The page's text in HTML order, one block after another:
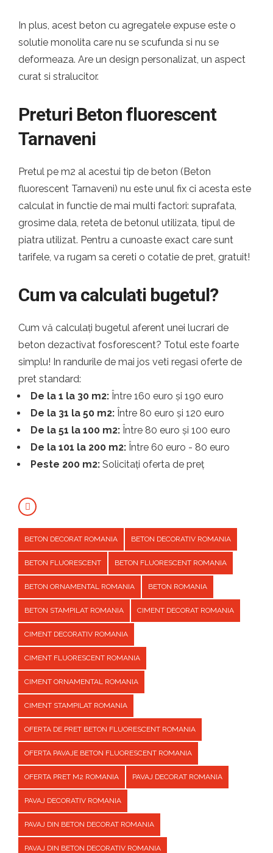
In plus, acest beton cu agregatele expuse este o
solutie monolita care nu se scufunda si nu se
deformeaza. Are un design personalizat, un aspect
curat si stralucitor.
Preturi Beton fluorescent
Tarnaveni
Pretul pe m2 al acestui tip de beton (Beton
fluorescent Tarnaveni) nu este unul fix ci acesta este
calculat in functie de mai multi factori: suprafata,
grosime dala, reteta de betonul utilizata, tipul de
piatra utilizat. Pentru a cunoaste exact care sunt
tarifele, va rugam sa cereti o cotatie de pret, gratuit!
Cum va calculati bugetul?
Cum vă calculați bugetul aferent unei lucrari de
beton dezactivat fosforescent? Totul este foarte
simplu! In randurile de mai jos veti regasi oferte de
pret standard:
De la 1 la 30 m2: Între 160 euro și 190 euro
De la 31 la 50 m2: Între 80 euro și 120 euro
De la 51 la 100 m2: Între 80 euro și 100 euro
De la 101 la 200 m2: Între 60 euro - 80 euro
Peste 200 m2: Solicitați oferta de preț
BETON DECORAT ROMANIA BETON DECORATIV ROMANIA
BETON FLUORESCENT BETON FLUORESCENT ROMANIA
BETON ORNAMENTAL ROMANIA BETON ROMANIA
BETON STAMPILAT ROMANIA CIMENT DECORAT ROMANIA
CIMENT DECORATIV ROMANIA
CIMENT FLUORESCENT ROMANIA
CIMENT ORNAMENTAL ROMANIA
CIMENT STAMPILAT ROMANIA
OFERTA DE PRET BETON FLUORESCENT ROMANIA
OFERTA PAVAJE BETON FLUORESCENT ROMANIA
OFERTA PRET M2 ROMANIA PAVAJ DECORAT ROMANIA
PAVAJ DECORATIV ROMANIA
PAVAJ DIN BETON DECORAT ROMANIA
PAVAJ DIN BETON DECORATIV ROMANIA